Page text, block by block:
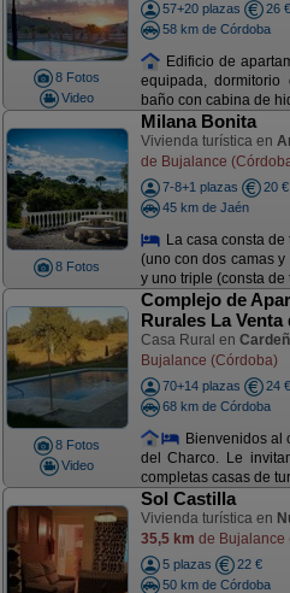
8 Fotos
Video
57+20 plazas
26 €
58 km de Córdoba
Edificio de
equipada,
baño con cabina de
8 Fotos
Milana Bonita
Vivienda turística en
de Bujalance
7-8+1 plazas
20 €
45 km de Jaén
La casa consta
(uno con dos camas
y uno triple (consta de
8 Fotos
Video
Complejo de
Rurales La Venta
Casa Rural en
Bujalance (Córdoba)
70+14 plazas
24 €
68 km de Córdoba
Bienvenidos al
del Charco. Le
completas casas de
Sol Castilla
Vivienda turística en
35,5 km de Bujalance
5 plazas
22 €
50 km de Córdoba